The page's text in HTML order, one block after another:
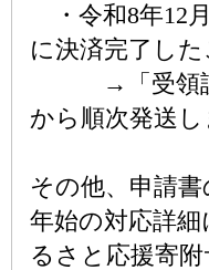
・令和8年12
に決済完了し
→「受領証
から順次発送し
その他、申請
年始の対応詳
るさと応援寄